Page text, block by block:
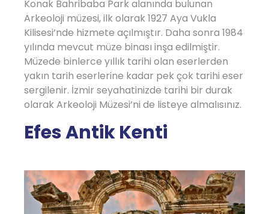
Konak Bahribaba Park alanında bulunan
Arkeoloji müzesi, ilk olarak 1927 Aya Vukla
Kilisesi’nde hizmete açılmıştır. Daha sonra 1984
yılında mevcut müze binası inşa edilmiştir.
Müzede binlerce yıllık tarihi olan eserlerden
yakın tarih eserlerine kadar pek çok tarihi eser
sergilenir. İzmir seyahatinizde tarihi bir durak
olarak Arkeoloji Müzesi’ni de listeye almalısınız.
Efes Antik Kenti